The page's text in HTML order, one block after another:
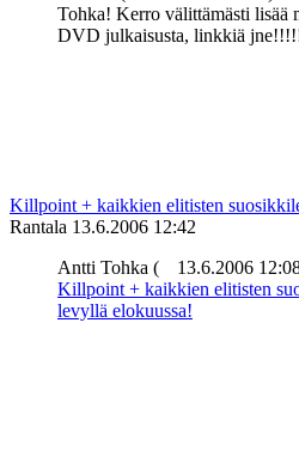
Tohka! Kerro välittämästi lisää
DVD julkaisusta, linkkiä
Killpoint + kaikkien elitisten
Rantala 13.6.2006 12:42
Antti Tohka (
13.6.2006
Killpoint + kaikkien elitisten
levyllä elokuussa!